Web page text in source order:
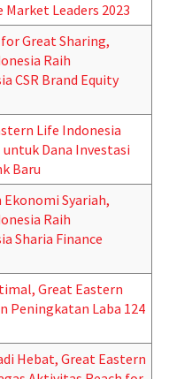
Leaders 2023
Great Sharing,
Raih
CSR Brand Equity
Life Indonesia
Dana Investasi
Baru
Syariah,
Raih
Sharia Finance
Great Eastern
Peningkatan Laba 124
Hebat, Great Eastern